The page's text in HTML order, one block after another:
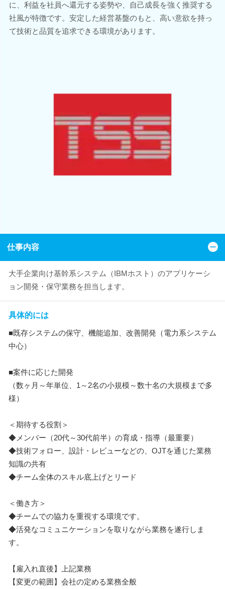
に、利益を社員へ還元する姿勢や、自己成長を強く推奨する
社風が特徴です。安定した経営基盤のもと、高い意欲を持っ
て技術と品質を追求できる環境があります。
仕事内容
大手企業向け基幹系システム（IBMホスト）のアプリケーシ
ョン開発・保守業務を担当します。
具体的には
■既存システムの保守、機能追加、改善開発（電力系システム
中心）
■案件に応じた開発
（数ヶ月～年単位、1～2名の小規模～数十名の大規模まで多
様）
＜期待する役割＞
◆メンバー（20代～30代前半）の育成・指導（最重要）
◆技術フォロー、設計・レビューなどの、OJTを通じた業務
知識の共有
◆チーム全体のスキル底上げとリード
＜働き方＞
◆チームでの協力を重視する環境です。
◆活発なコミュニケーションを取りながら業務を遂行しま
す。
【雇入れ直後】上記業務
【変更の範囲】会社の定める業務全般